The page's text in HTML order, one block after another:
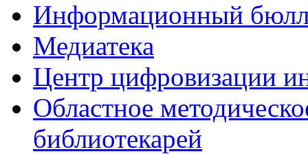
Информационный
Медиатека
Центр цифровизации
Областное
библиотекарей